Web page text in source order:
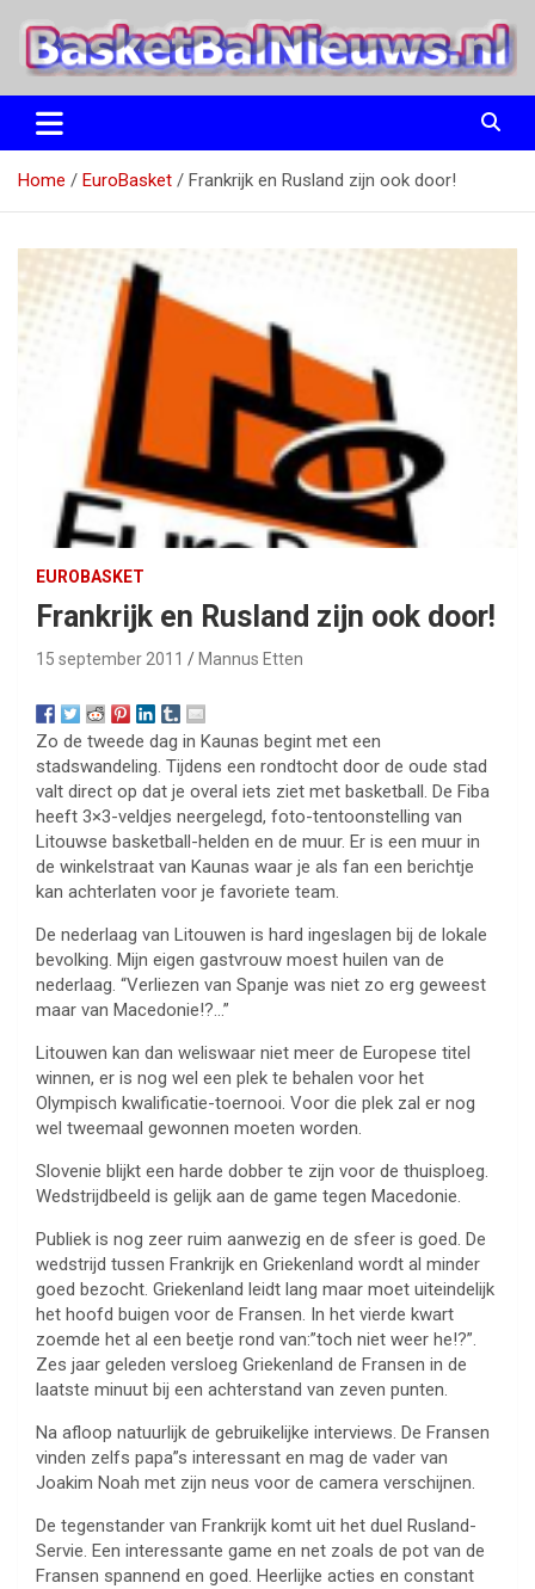
naar
BasketBalNieuws.nl
Etten
Home EuroBasket Frankrijk en Rusland zijn ook door!
EUROBASKET
Frankrijk en Rusland zijn ook door!
15 september 2011 Mannus Etten
Zo de tweede dag in Kaunas begint met een
stadswandeling. Tijdens een rondtocht door de oude stad
valt direct op dat je overal iets ziet met basketball. De Fiba
heeft 3×3-veldjes neergelegd, foto-tentoonstelling van
Litouwse basketball-helden en de muur. Er is een muur in
de winkelstraat van Kaunas waar je als fan een berichtje
kan achterlaten voor je favoriete team.
De nederlaag van Litouwen is hard ingeslagen bij de lokale
bevolking. Mijn eigen gastvrouw moest huilen van de
nederlaag. “Verliezen van Spanje was niet zo erg geweest
maar van Macedonie!?…”
Litouwen kan dan weliswaar niet meer de Europese titel
winnen, er is nog wel een plek te behalen voor het
Olympisch kwalificatie-toernooi. Voor die plek zal er nog
wel tweemaal gewonnen moeten worden.
Slovenie blijkt een harde dobber te zijn voor de thuisploeg.
Wedstrijdbeeld is gelijk aan de game tegen Macedonie.
Publiek is nog zeer ruim aanwezig en de sfeer is goed. De
wedstrijd tussen Frankrijk en Griekenland wordt al minder
goed bezocht. Griekenland leidt lang maar moet uiteindelijk
het hoofd buigen voor de Fransen. In het vierde kwart
zoemde het al een beetje rond van:”toch niet weer he!?”.
Zes jaar geleden versloeg Griekenland de Fransen in de
laatste minuut bij een achterstand van zeven punten.
Na afloop natuurlijk de gebruikelijke interviews. De Fransen
vinden zelfs papa”s interessant en mag de vader van
Joakim Noah met zijn neus voor de camera verschijnen.
De tegenstander van Frankrijk komt uit het duel Rusland-
Servie. Een interessante game en net zoals de pot van de
Fransen spannend en goed. Heerlijke acties en constant